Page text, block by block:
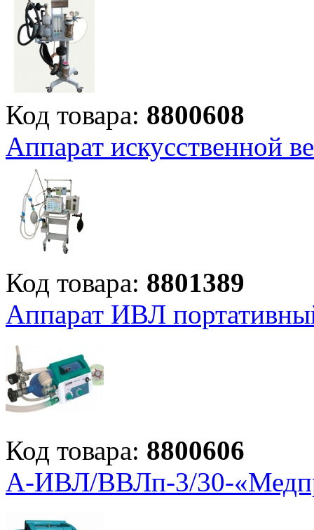
Код товара: 8800608
Аппарат искусственной
Код товара: 8801389
Аппарат ИВЛ
Код товара: 8800606
А-ИВЛ/ВВЛп-3/30-